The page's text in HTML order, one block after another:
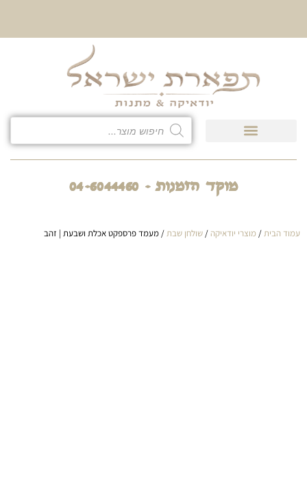
מוקד הזמנות - 04-6044460
עמוד הבית/ מוצרי יודאיקה/ שולחן שבת/ מעמד פרספקט אכלת ושבעת | זהב